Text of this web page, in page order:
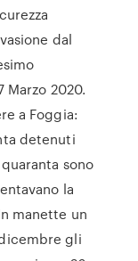
dal
2020.
a Foggia:
detenuti
sono
la
manette un
gli